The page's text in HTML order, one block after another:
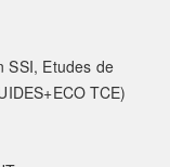
SSI, Etudes de
TCE)